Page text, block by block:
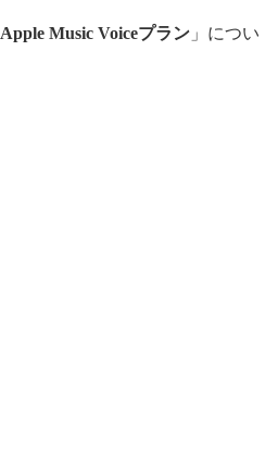
Apple Music Voiceプラン 」につい